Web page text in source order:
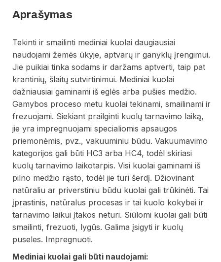
Aprašymas
Tekinti ir smailinti mediniai kuolai daugiausiai
naudojami žemės ūkyje, aptvarų ir ganyklų įrengimui.
Jie puikiai tinka sodams ir daržams aptverti, taip pat
krantinių, šlaitų sutvirtinimui. Mediniai kuolai
dažniausiai gaminami iš eglės arba pušies medžio.
Gamybos proceso metu kuolai tekinami, smailinami ir
frezuojami. Siekiant prailginti kuolų tarnavimo laiką,
jie yra impregnuojami specialiomis apsaugos
priemonėmis, pvz., vakuuminiu būdu. Vakuumavimo
kategorijos gali būti HC3 arba HC4, todėl skiriasi
kuolų tarnavimo laikotarpis. Visi kuolai gaminami iš
pilno medžio rąsto, todėl jie turi šerdį. Džiovinant
natūraliu ar priverstiniu būdu kuolai gali trūkinėti. Tai
įprastinis, natūralus procesas ir tai kuolo kokybei ir
tarnavimo laikui įtakos neturi. Siūlomi kuolai gali būti
smailinti, frezuoti, lygūs. Galima įsigyti ir kuolų
puseles. Impregnuoti.
Mediniai kuolai gali būti naudojami: